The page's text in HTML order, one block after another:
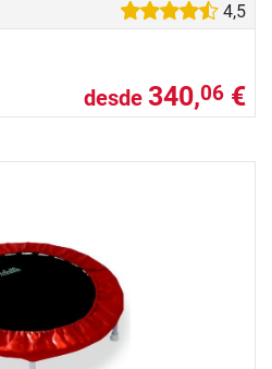
4,5
desde 340,06 €